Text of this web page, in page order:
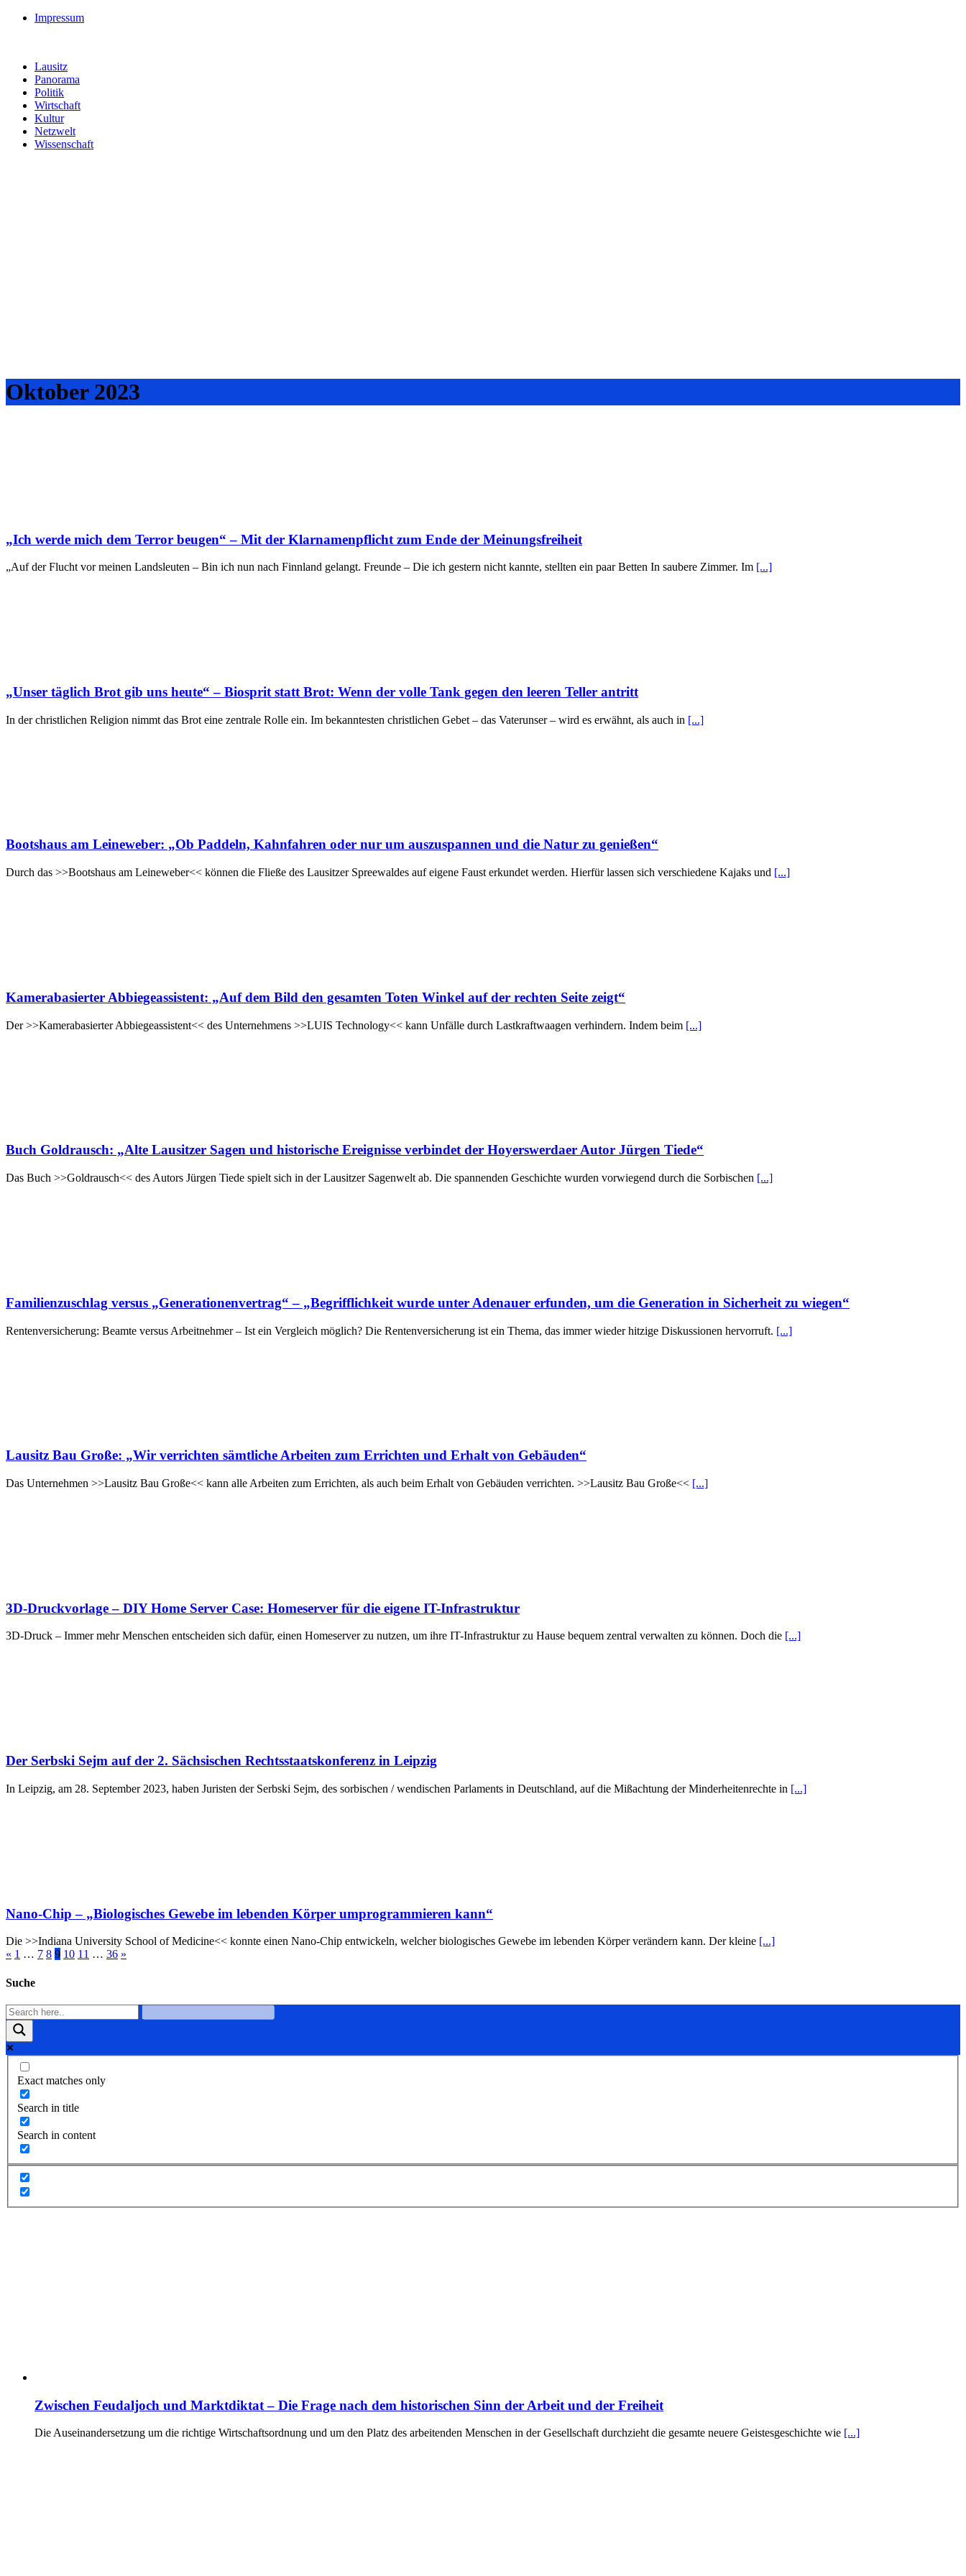
Impressum
Lausitz
Panorama
Politik
Wirtschaft
Kultur
Netzwelt
Wissenschaft
Oktober 2023
„Ich werde mich dem Terror beugen“ – Mit der Klarnamenpflicht zum Ende der Meinungsfreiheit
„Auf der Flucht vor meinen Landsleuten – Bin ich nun nach Finnland gelangt. Freunde – Die ich gestern nicht kannte, stellten ein paar Betten In saubere Zimmer. Im [...]
„Unser täglich Brot gib uns heute“ – Biosprit statt Brot: Wenn der volle Tank gegen den leeren Teller antritt
In der christlichen Religion nimmt das Brot eine zentrale Rolle ein. Im bekanntesten christlichen Gebet – das Vaterunser – wird es erwähnt, als auch in [...]
Bootshaus am Leineweber: „Ob Paddeln, Kahnfahren oder nur um auszuspannen und die Natur zu genießen“
Durch das >>Bootshaus am Leineweber<< können die Fließe des Lausitzer Spreewaldes auf eigene Faust erkundet werden. Hierfür lassen sich verschiedene Kajaks und [...]
Kamerabasierter Abbiegeassistent: „Auf dem Bild den gesamten Toten Winkel auf der rechten Seite zeigt“
Der >>Kamerabasierter Abbiegeassistent<< des Unternehmens >>LUIS Technology<< kann Unfälle durch Lastkraftwaagen verhindern. Indem beim [...]
Buch Goldrausch: „Alte Lausitzer Sagen und historische Ereignisse verbindet der Hoyerswerdaer Autor Jürgen Tiede“
Das Buch >>Goldrausch<< des Autors Jürgen Tiede spielt sich in der Lausitzer Sagenwelt ab. Die spannenden Geschichte wurden vorwiegend durch die Sorbischen [...]
Familienzuschlag versus „Generationenvertrag“ – „Begrifflichkeit wurde unter Adenauer erfunden, um die Generation in Sicherheit zu wiegen“
Rentenversicherung: Beamte versus Arbeitnehmer – Ist ein Vergleich möglich? Die Rentenversicherung ist ein Thema, das immer wieder hitzige Diskussionen hervorruft. [...]
Lausitz Bau Große: „Wir verrichten sämtliche Arbeiten zum Errichten und Erhalt von Gebäuden“
Das Unternehmen >>Lausitz Bau Große<< kann alle Arbeiten zum Errichten, als auch beim Erhalt von Gebäuden verrichten. >>Lausitz Bau Große<< [...]
3D-Druckvorlage – DIY Home Server Case: Homeserver für die eigene IT-Infrastruktur
3D-Druck – Immer mehr Menschen entscheiden sich dafür, einen Homeserver zu nutzen, um ihre IT-Infrastruktur zu Hause bequem zentral verwalten zu können. Doch die [...]
Der Serbski Sejm auf der 2. Sächsischen Rechtsstaatskonferenz in Leipzig
In Leipzig, am 28. September 2023, haben Juristen der Serbski Sejm, des sorbischen / wendischen Parlaments in Deutschland, auf die Mißachtung der Minderheitenrechte in [...]
Nano-Chip – „Biologisches Gewebe im lebenden Körper umprogrammieren kann“
Die >>Indiana University School of Medicine<< konnte einen Nano-Chip entwickeln, welcher biologisches Gewebe im lebenden Körper verändern kann. Der kleine [...]
« 1 … 7 8 9 10 11 … 36 »
Suche
Exact matches only
Search in title
Search in content
Zwischen Feudaljoch und Marktdiktat – Die Frage nach dem historischen Sinn der Arbeit und der Freiheit
Die Auseinandersetzung um die richtige Wirtschaftsordnung und um den Platz des arbeitenden Menschen in der Gesellschaft durchzieht die gesamte neuere Geistesgeschichte wie [...]